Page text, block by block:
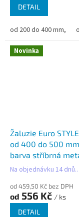
DETAIL
od 200 do 400 mm,
Novinka
Žaluzie Euro
od 400 do 500
barva stříbrná
Na objednávku 14 dnů..
od 459,50 Kč bez DPH
od 556 Kč / ks
DETAIL